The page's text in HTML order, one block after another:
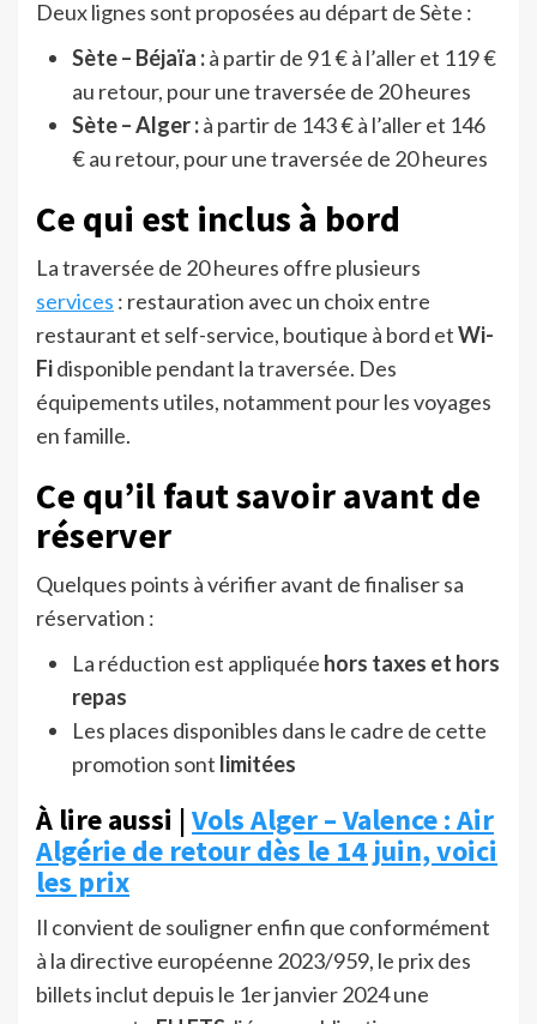
Deux lignes sont proposées au départ de Sète :
Sète – Béjaïa :à partir de 91 € à l’aller et 119 €
au retour, pour une traversée de 20 heures
Sète – Alger :à partir de 143 € à l’aller et 146
€ au retour, pour une traversée de 20 heures
Ce qui est inclus à bord
La traversée de 20 heures offre plusieurs
services : restauration avec un choix entre
restaurant et self-service, boutique à bord etWi-
Fidisponible pendant la traversée. Des
équipements utiles, notamment pour les voyages
en famille.
Ce qu’il faut savoir avant de
réserver
Quelques points à vérifier avant de finaliser sa
réservation :
La réduction est appliquée hors taxes et hors
repas
Les places disponibles dans le cadre de cette
promotion sont limitées
À lire aussi |Vols Alger – Valence : Air
Algérie de retour dès le 14 juin, voici
les prix
Il convient de souligner enfin que conformément
à la directive européenne 2023/959, le prix des
billets inclut depuis le 1er janvier 2024 une